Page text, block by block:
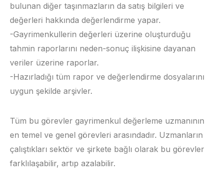
bulunan diğer taşınmazların da satış bilgileri ve
değerleri hakkında değerlendirme yapar.
-Gayrimenkullerin değerleri üzerine oluşturduğu
tahmin raporlarını neden-sonuç ilişkisine dayanan
veriler üzerine raporlar.
-Hazırladığı tüm rapor ve değerlendirme dosyalarını
uygun şekilde arşivler.
Tüm bu görevler gayrimenkul değerleme uzmanının
en temel ve genel görevleri arasındadır. Uzmanların
çalıştıkları sektör ve şirkete bağlı olarak bu görevler
farklılaşabilir, artıp azalabilir.